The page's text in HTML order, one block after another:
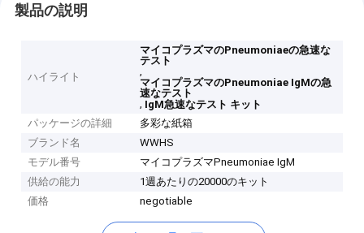
製品の説明
ハイライト
マイコプラズマのPneumoniaeの急速な
テスト
,
マイコプラズマのPneumoniae IgMの急
速なテスト
, IgM急速なテスト キット
パッケージの詳細
多彩な紙箱
ブランド名
WWHS
モデル番号
マイコプラズマPneumoniae IgM
供給の能力
1週あたりの20000のキット
価格
negotiable